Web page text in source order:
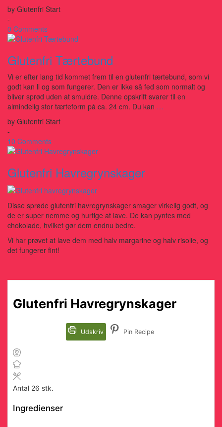
by Glutenfri Start
-
0 Comments
Glutenfri Tærtebund
Vi er efter lang tid kommet frem til en glutenfri tærtebund, som vi
godt kan li og som fungerer. Den er ikke så fed som normalt og
bliver sprød uden at smuldre. Denne opskrift svarer til en
almindelig stor tærteform på ca. 24 cm. Du kan …
by Glutenfri Start
-
10 Comments
Glutenfri Havregrynskager
Disse sprøde glutenfri havregrynskager smager virkelig godt, og
de er super nemme og hurtige at lave. De kan pyntes med
chokolade, hvilket gør dem endnu bedre.
Vi har prøvet at lave dem med halv margarine og halv risolie, og
det fungerer fint!
Glutenfri Havregrynskager
Udskriv Pin Recipe
Antal 26 stk.
Ingredienser